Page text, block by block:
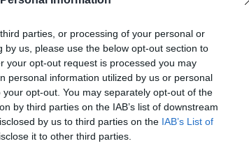
parties, or processing of your personal or
us, please use the below opt-out section to
your opt-out request is processed you may
personal information utilized by us or personal
opt-out. You may separately opt-out of the
by third parties on the IAB’s list of downstream
by us to third parties on the IAB’s List of
it to other third parties.
1 13 12 1 2 2 3
4 1 4 3 1 2 5 4
10 10 1 2 2 5 8
8 17 2 3 1 11 10
FACEBOOK